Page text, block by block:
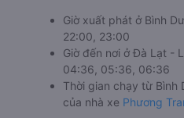
Giờ xuất phát ở Bình
22:00, 23:00
Giờ đến nơi ở Đà Lạt -
04:36, 05:36, 06:36
Thời gian chạy từ
của nhà xe Phương